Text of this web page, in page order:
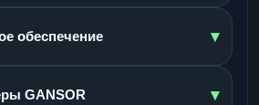
обеспечение ▾
GANSOR ▾